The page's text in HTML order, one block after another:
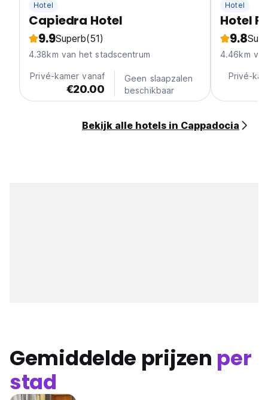
Hotel
Capiedra Hotel
9.9Superb(51)
4.38km van het stadscentrum
Privé-kamer vanaf
€20.00
Geen slaapzalen
beschikbaar
Hotel
Hotel
9.8
4.46km
Privé-
Bekijk alle hotels in Cappadocia
Gemiddelde prijzen per
stad